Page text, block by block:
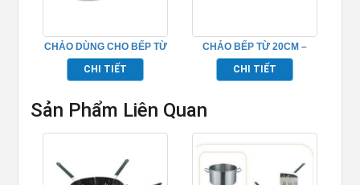
CHẢO DÙNG CHO BẾP TỪ
BẰNG INOX – TP696211
CHI TIẾT
CHẢO BẾP TỪ 20CM –
TP696209
CHI TIẾT
Sản Phẩm Liên Quan